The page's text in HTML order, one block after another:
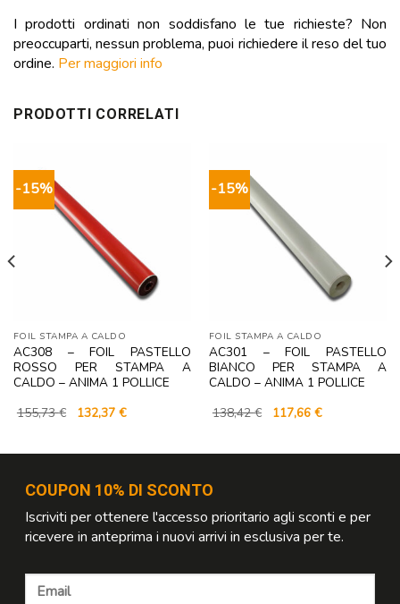
I prodotti ordinati non soddisfano le tue richieste? Non
preoccuparti, nessun problema, puoi richiedere il reso del tuo
ordine. Per maggiori info
PRODOTTI CORRELATI
-15%
FOIL STAMPA A CALDO
AC308 – FOIL PASTELLO
ROSSO PER STAMPA A
CALDO – ANIMA 1 POLLICE
155,73€ Il
prezzo
155,73 €.
132,37€Il
132,37 €.
-15%
FOIL STAMPA A CALDO
AC301 – FOIL PASTELLO
BIANCO PER STAMPA A
CALDO – ANIMA 1 POLLICE
138,42€ Il
prezzo
138,42 €.
117,66€Il
117,66 €.
COUPON 10% DI SCONTO
Iscriviti per ottenere l'accesso prioritario agli sconti e per
ricevere in anteprima i nuovi arrivi in esclusiva per te.